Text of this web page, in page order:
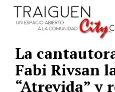
La
Fabi Rivsan
“Atrevida” y